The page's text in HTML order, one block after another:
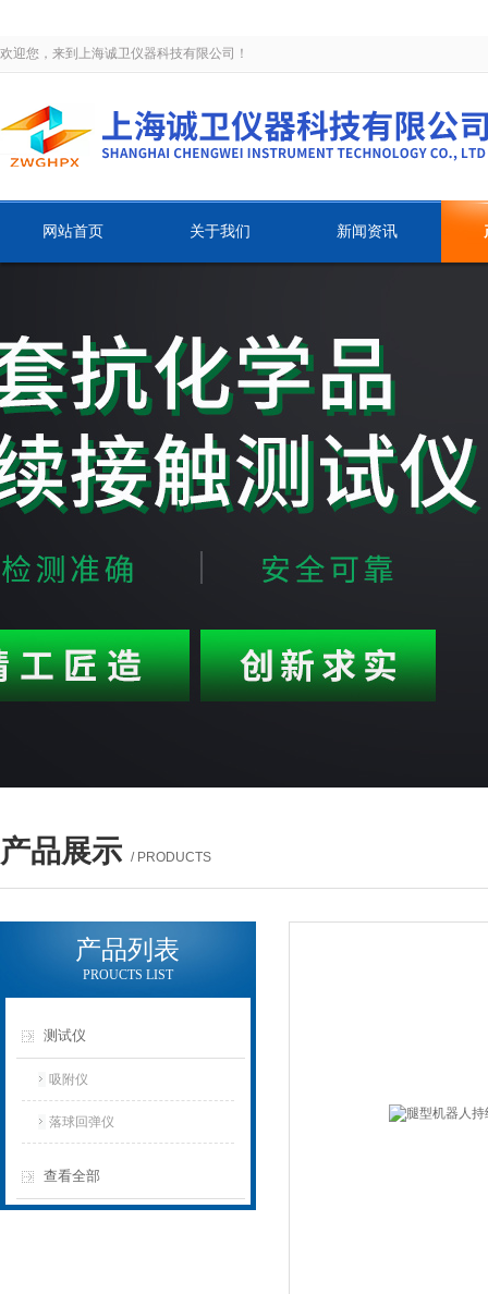
欢迎您，来到上海诚卫仪器科技有限公司！
网站首页 关于我们 新闻资讯
产品展示 / PRODUCTS
产品列表
PROUCTS LIST
测试仪
吸附仪
落球回弹仪
查看全部